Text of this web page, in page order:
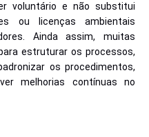
voluntário e não substitui
ou licenças ambientais
Ainda assim, muitas
estruturar os processos,
os procedimentos,
melhorias contínuas no